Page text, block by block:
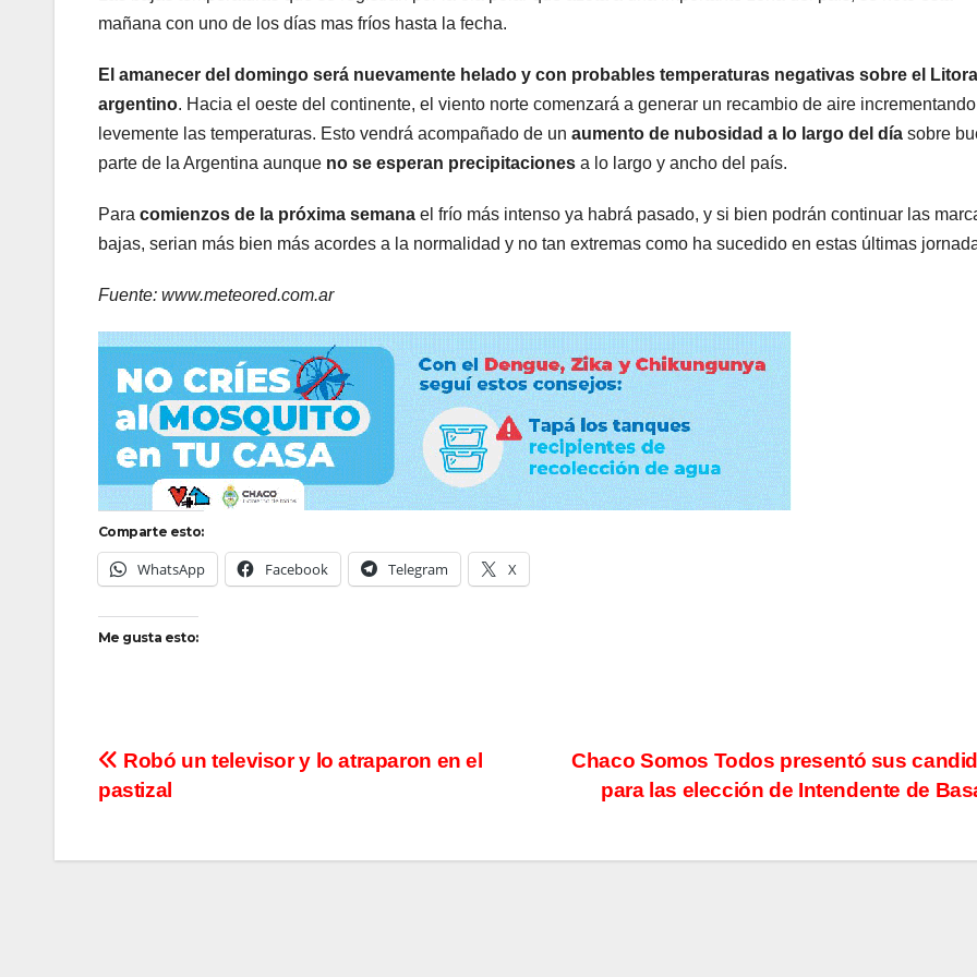
mañana con uno de los días mas fríos hasta la fecha.
El amanecer del domingo será nuevamente helado y con probables temperaturas negativas sobre el Litoral
argentino. Hacia el oeste del continente, el viento norte comenzará a generar un recambio de aire incrementando
levemente las temperaturas. Esto vendrá acompañado de un aumento de nubosidad a lo largo del día sobre
parte de la Argentina aunque no se esperan precipitaciones a lo largo y ancho del país.
Para comienzos de la próxima semana el frío más intenso ya habrá pasado, y si bien podrán continuar las
bajas, serian más bien más acordes a la normalidad y no tan extremas como ha sucedido en estas últimas
Fuente: www.meteored.com.ar
Comparte esto:
WhatsApp Facebook Telegram X
Me gusta esto:
Navegación
de
entradas
Chaco Somos Todos presentó sus
para las elección de Intendente de
Robó un televisor y lo atraparon en el
pastizal